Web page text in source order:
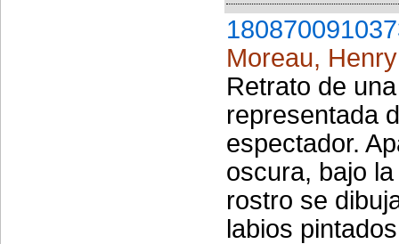
Moreau, Henry
Retrato de
representada
espectador.
oscura, bajo
rostro se
labios